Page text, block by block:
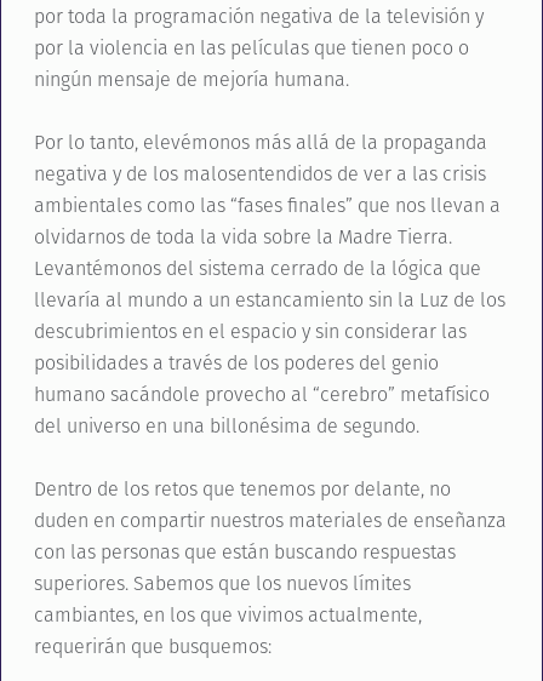
por toda la programación negativa de la televisión y
por la violencia en las películas que tienen poco o
ningún mensaje de mejoría humana.
Por lo tanto, elevémonos más allá de la propaganda
negativa y de los malosentendidos de ver a las crisis
ambientales como las “fases finales” que nos llevan a
olvidarnos de toda la vida sobre la Madre Tierra.
Levantémonos del sistema cerrado de la lógica que
llevaría al mundo a un estancamiento sin la Luz de los
descubrimientos en el espacio y sin considerar las
posibilidades a través de los poderes del genio
humano sacándole provecho al “cerebro” metafísico
del universo en una billonésima de segundo.
Dentro de los retos que tenemos por delante, no
duden en compartir nuestros materiales de enseñanza
con las personas que están buscando respuestas
superiores. Sabemos que los nuevos límites
cambiantes, en los que vivimos actualmente,
requerirán que busquemos: